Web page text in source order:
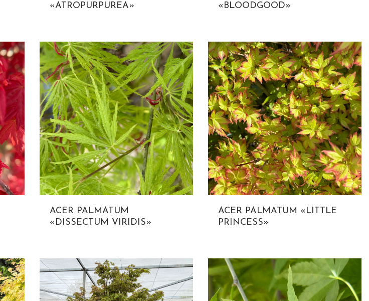
«ATROPURPUREA»
«BLOODGOOD»
ACER PALMATUM
«DISSECTUM VIRIDIS»
ACER PALMATUM «LITTLE
PRINCESS»